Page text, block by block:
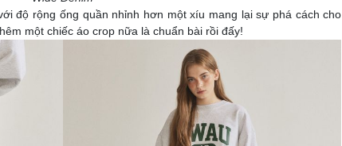
độ rộng ống quần nhỉnh hơn một xíu mang lại sự phá cách cho
một chiếc áo crop nữa là chuẩn bài rồi đấy!